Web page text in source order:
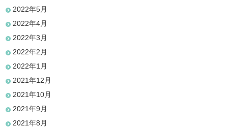
2022年5月
2022年4月
2022年3月
2022年2月
2022年1月
2021年12月
2021年10月
2021年9月
2021年8月